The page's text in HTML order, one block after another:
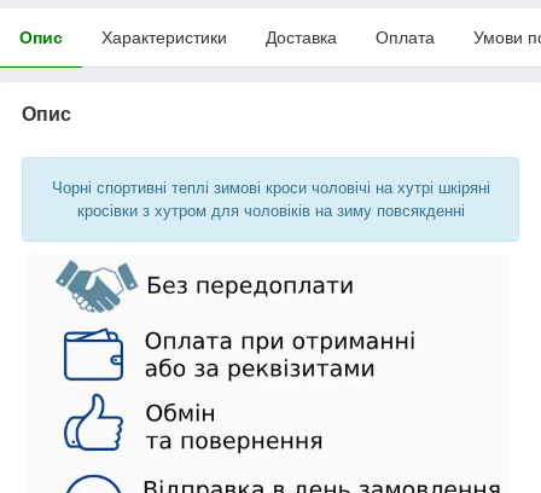
Опис Характеристики Доставка Оплата Умови
Опис
Чорні спортивні теплі зимові кроси чоловічі на хутрі шкіряні
кросівки з хутром для чоловіків на зиму повсякденні